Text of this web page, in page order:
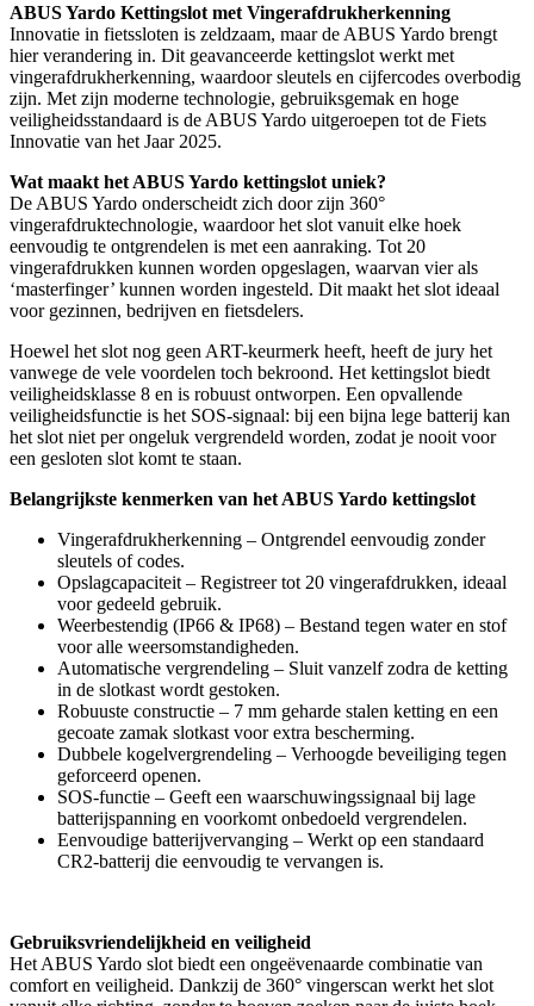
ABUS Yardo Kettingslot met Vingerafdrukherkenning
Innovatie in fietssloten is zeldzaam, maar de ABUS Yardo brengt
hier verandering in. Dit geavanceerde kettingslot werkt met
vingerafdrukherkenning, waardoor sleutels en cijfercodes overbodig
zijn. Met zijn moderne technologie, gebruiksgemak en hoge
veiligheidsstandaard is de ABUS Yardo uitgeroepen tot de Fiets
Innovatie van het Jaar 2025.
Wat maakt het ABUS Yardo kettingslot uniek?
De ABUS Yardo onderscheidt zich door zijn 360°
vingerafdruktechnologie, waardoor het slot vanuit elke hoek
eenvoudig te ontgrendelen is met een aanraking. Tot 20
vingerafdrukken kunnen worden opgeslagen, waarvan vier als
‘masterfinger’ kunnen worden ingesteld. Dit maakt het slot ideaal
voor gezinnen, bedrijven en fietsdelers.
Hoewel het slot nog geen ART-keurmerk heeft, heeft de jury het
vanwege de vele voordelen toch bekroond. Het kettingslot biedt
veiligheidsklasse 8 en is robuust ontworpen. Een opvallende
veiligheidsfunctie is het SOS-signaal: bij een bijna lege batterij kan
het slot niet per ongeluk vergrendeld worden, zodat je nooit voor
een gesloten slot komt te staan.
Belangrijkste kenmerken van het ABUS Yardo kettingslot
Vingerafdrukherkenning – Ontgrendel eenvoudig zonder
sleutels of codes.
Opslagcapaciteit – Registreer tot 20 vingerafdrukken, ideaal
voor gedeeld gebruik.
Weerbestendig (IP66 & IP68) – Bestand tegen water en stof
voor alle weersomstandigheden.
Automatische vergrendeling – Sluit vanzelf zodra de ketting
in de slotkast wordt gestoken.
Robuuste constructie – 7 mm geharde stalen ketting en een
gecoate zamak slotkast voor extra bescherming.
Dubbele kogelvergrendeling – Verhoogde beveiliging tegen
geforceerd openen.
SOS-functie – Geeft een waarschuwingssignaal bij lage
batterijspanning en voorkomt onbedoeld vergrendelen.
Eenvoudige batterijvervanging – Werkt op een standaard
CR2-batterij die eenvoudig te vervangen is.
Gebruiksvriendelijkheid en veiligheid
Het ABUS Yardo slot biedt een ongeëvenaarde combinatie van
comfort en veiligheid. Dankzij de 360° vingerscan werkt het slot